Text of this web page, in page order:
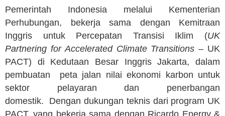
Pemerintah Indonesia melalui Kementerian
Perhubungan, bekerja sama dengan Kemitraan
Inggris untuk Percepatan Transisi Iklim (UK
Partnering for Accelerated Climate Transitions – UK
PACT) di Kedutaan Besar Inggris Jakarta, dalam
pembuatan peta jalan nilai ekonomi karbon untuk
sektor pelayaran dan penerbangan
domestik. Dengan dukungan teknis dari program UK
PACT, yang bekerja sama dengan Ricardo Energy &